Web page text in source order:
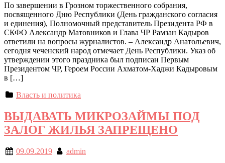
По завершении в Грозном торжественного собрания,
посвященного Дню Республики (День гражданского согласия
и единения), Полномочный представитель Президента РФ в
СКФО Александр Матовников и Глава ЧР Рамзан Кадыров
ответили на вопросы журналистов. – Александр Анатольевич,
сегодня чеченский народ отмечает День Республики. Указ об
утверждении этого праздника был подписан Первым
Президентом ЧР, Героем России Ахматом-Хаджи Кадыровым
в […]
Власть и политика
ВЫДАВАТЬ МИКРОЗАЙМЫ ПОД
ЗАЛОГ ЖИЛЬЯ ЗАПРЕЩЕНО
09.09.2019
admin